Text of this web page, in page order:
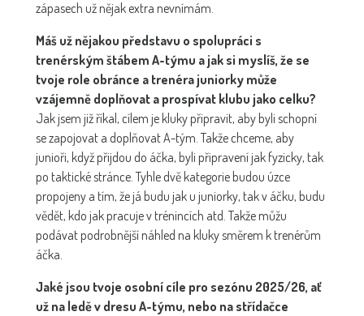
zápasech už nějak extra nevnímám.
Máš už nějakou představu o spolupráci s
trenérským štábem A-týmu a jak si myslíš, že se
tvoje role obránce a trenéra juniorky může
vzájemně doplňovat a prospívat klubu jako celku?
Jak jsem již říkal, cílem je kluky připravit, aby byli schopní
se zapojovat a doplňovat A-tým. Takže chceme, aby
junioři, když přijdou do áčka, byli připravení jak fyzicky, tak
po taktické stránce. Tyhle dvě kategorie budou úzce
propojeny a tím, že já budu jak u juniorky, tak v áčku, budu
vědět, kdo jak pracuje v trénincích atd. Takže můžu
podávat podrobnější náhled na kluky směrem k trenérům
áčka.
Jaké jsou tvoje osobní cíle pro sezónu 2025/26, ať
už na ledě v dresu A-týmu, nebo na střídačce